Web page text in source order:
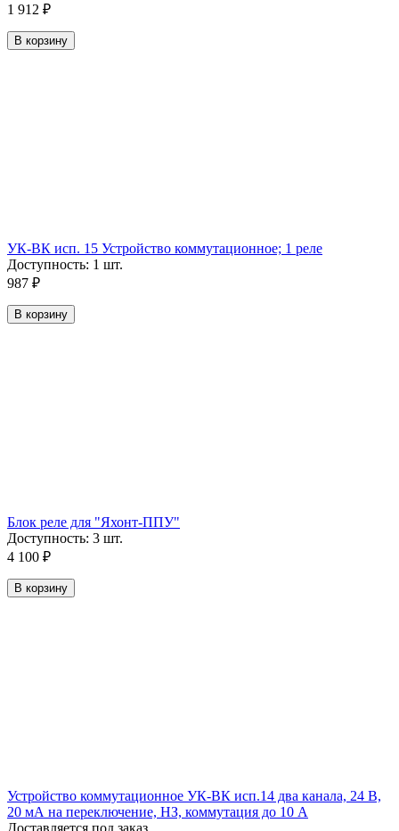
1 912 ₽
В корзину
УК-ВК исп. 15 Устройство коммутационное; 1 реле
Доступность: 1 шт.
987 ₽
В корзину
Блок реле для "Яхонт-ППУ"
Доступность: 3 шт.
4 100 ₽
В корзину
Устройство коммутационное УК-ВК исп.14 два канала, 24 В,
20 мА на переключение, НЗ, коммутация до 10 А
Доставляется под заказ